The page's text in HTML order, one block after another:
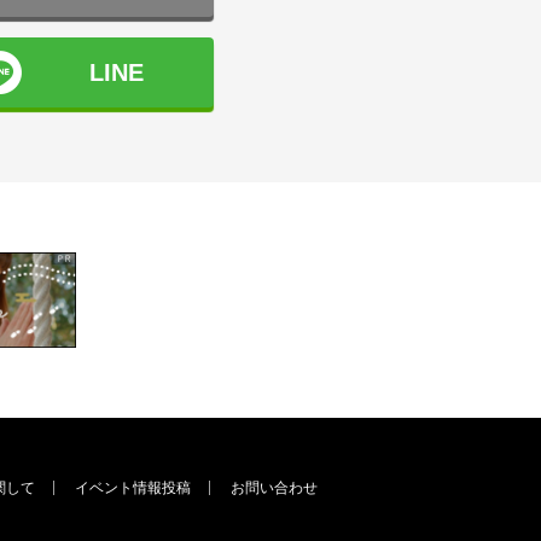
LINE
して イベント情報投稿 お問い合わせ